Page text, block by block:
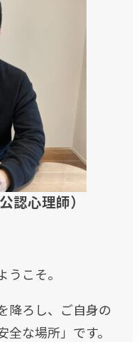
認心理師）
うこそ。
降ろし、ご自身の
な場所」です。